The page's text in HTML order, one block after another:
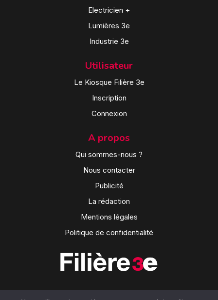
Electricien +
Lumières 3e
Industrie 3e
Utilisateur
Le Kiosque Filière 3e
Inscription
Connexion
A propos
Qui sommes-nous ?
Nous contacter
Publicité
La rédaction
Mentions légales
Politique de confidentialité